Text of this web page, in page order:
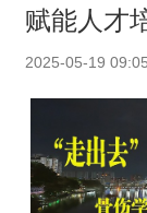
赋能人才
2025-05-19